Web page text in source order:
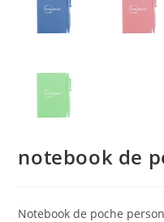
notebook de
Notebook de poche